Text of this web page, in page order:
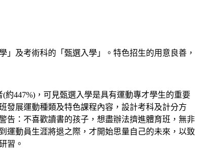
及考術科的「甄選入學」。特色招生的用意良善，
447%)，可見甄選入學是具有運動專才學生的重要
發展運動種類及特色課程內容，設計考科及計分方
告：不喜歡讀書的孩子，想盡辦法擠進體育班，無非
運動員生涯將退之際，才開始思量自己的未來，以致
習。